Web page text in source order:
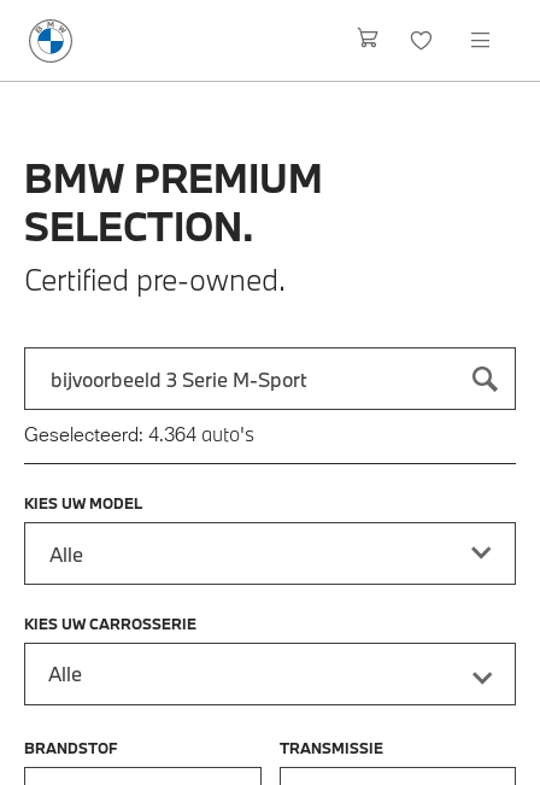
BMW PREMIUM
SELECTION.
Certified pre-owned.
Zoek naar een automodel, bijvoorbeeld 3 Serie M-Sport
Typ een automodel in en druk op enter om te zoeken
Geselecteerd: 4.364 auto's
KIES UW MODEL
KIES UW CARROSSERIE
Alle
BRANDSTOF TRANSMISSIE